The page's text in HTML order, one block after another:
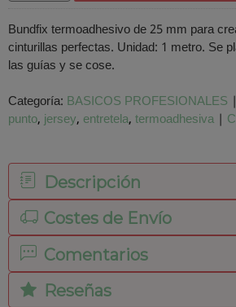
Bundfix termoadhesivo de 25 mm para
cinturillas perfectas. Unidad: 1 metro. Se
las guías y se cose.
Categoría: BASICOS PROFESIONALES |
punto jersey entretela termoadhesiva |
Descripción
Costes de Envío
Comentarios
Reseñas